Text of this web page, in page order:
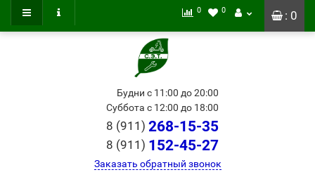
: 0
0 0
Будни с 11:00 до 20:00
Суббота с 12:00 до 18:00
8 (911) 268-15-35
8 (911) 152-45-27
Заказать обратный звонок